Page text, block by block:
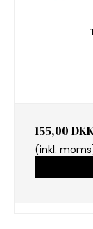
155,00
(inkl.